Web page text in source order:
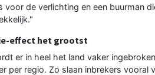
voor de verlichting en een buurman
effect het grootst
er in heel het land vaker
per regio. Zo slaan inbrekers vooral